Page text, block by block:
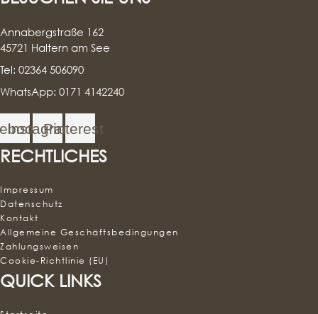
Annabergstraße 162
45721 Haltern am See
Tel: 02364 506090
WhatsApp: 0171 4142240
Instagram
Pinterest
RECHTLICHES
Impressum
Datenschutz
Kontakt
Allgemeine Geschäftsbedingungen
Zahlungsweisen
Cookie-Richtlinie (EU)
QUICK LINKS